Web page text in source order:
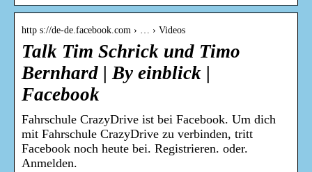
http s://de-de.facebook.com › … › Videos
Talk Tim Schrick und Timo
Bernhard | By einblick |
Facebook
Fahrschule CrazyDrive ist bei Facebook. Um dich
mit Fahrschule CrazyDrive zu verbinden, tritt
Facebook noch heute bei. Registrieren. oder.
Anmelden.